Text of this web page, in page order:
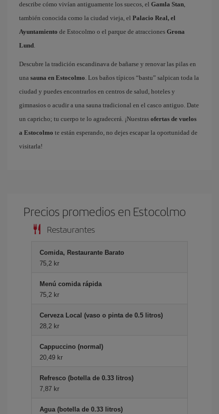
describe cómo vivían antiguamente los suecos, el Gamla Stan,
también conocida como la ciudad vieja, el Palacio Real, el
Ayuntamiento de Estocolmo o el parque de atracciones Grona
Lund.
Descubre la tradición escandinava de bañarse y renovar las pilas en
una sauna en Estocolmo. Los baños típicos “bastu” salpican toda la
ciudad y puedes encontrarlos en centros de salud, hoteles y
gimnasios o acudir a una sauna tradicional en el casco antiguo. Date
un capricho; tu cuerpo te lo agradecerá. ¡Nuestras ofertas de vuelos
a Estocolmo te están esperando, no dejes escapar la oportunidad de
visitarla!
Precios promedios en Estocolmo
Restaurantes
Comida, Restaurante Barato
75,2 kr
Menú comida rápida
75,2 kr
Cerveza Local (vaso o pinta de 0.5 litros)
28,2 kr
Cappuccino (normal)
20,49 kr
Refresco (botella de 0.33 litros)
7,87 kr
Agua (botella de 0.33 litros)